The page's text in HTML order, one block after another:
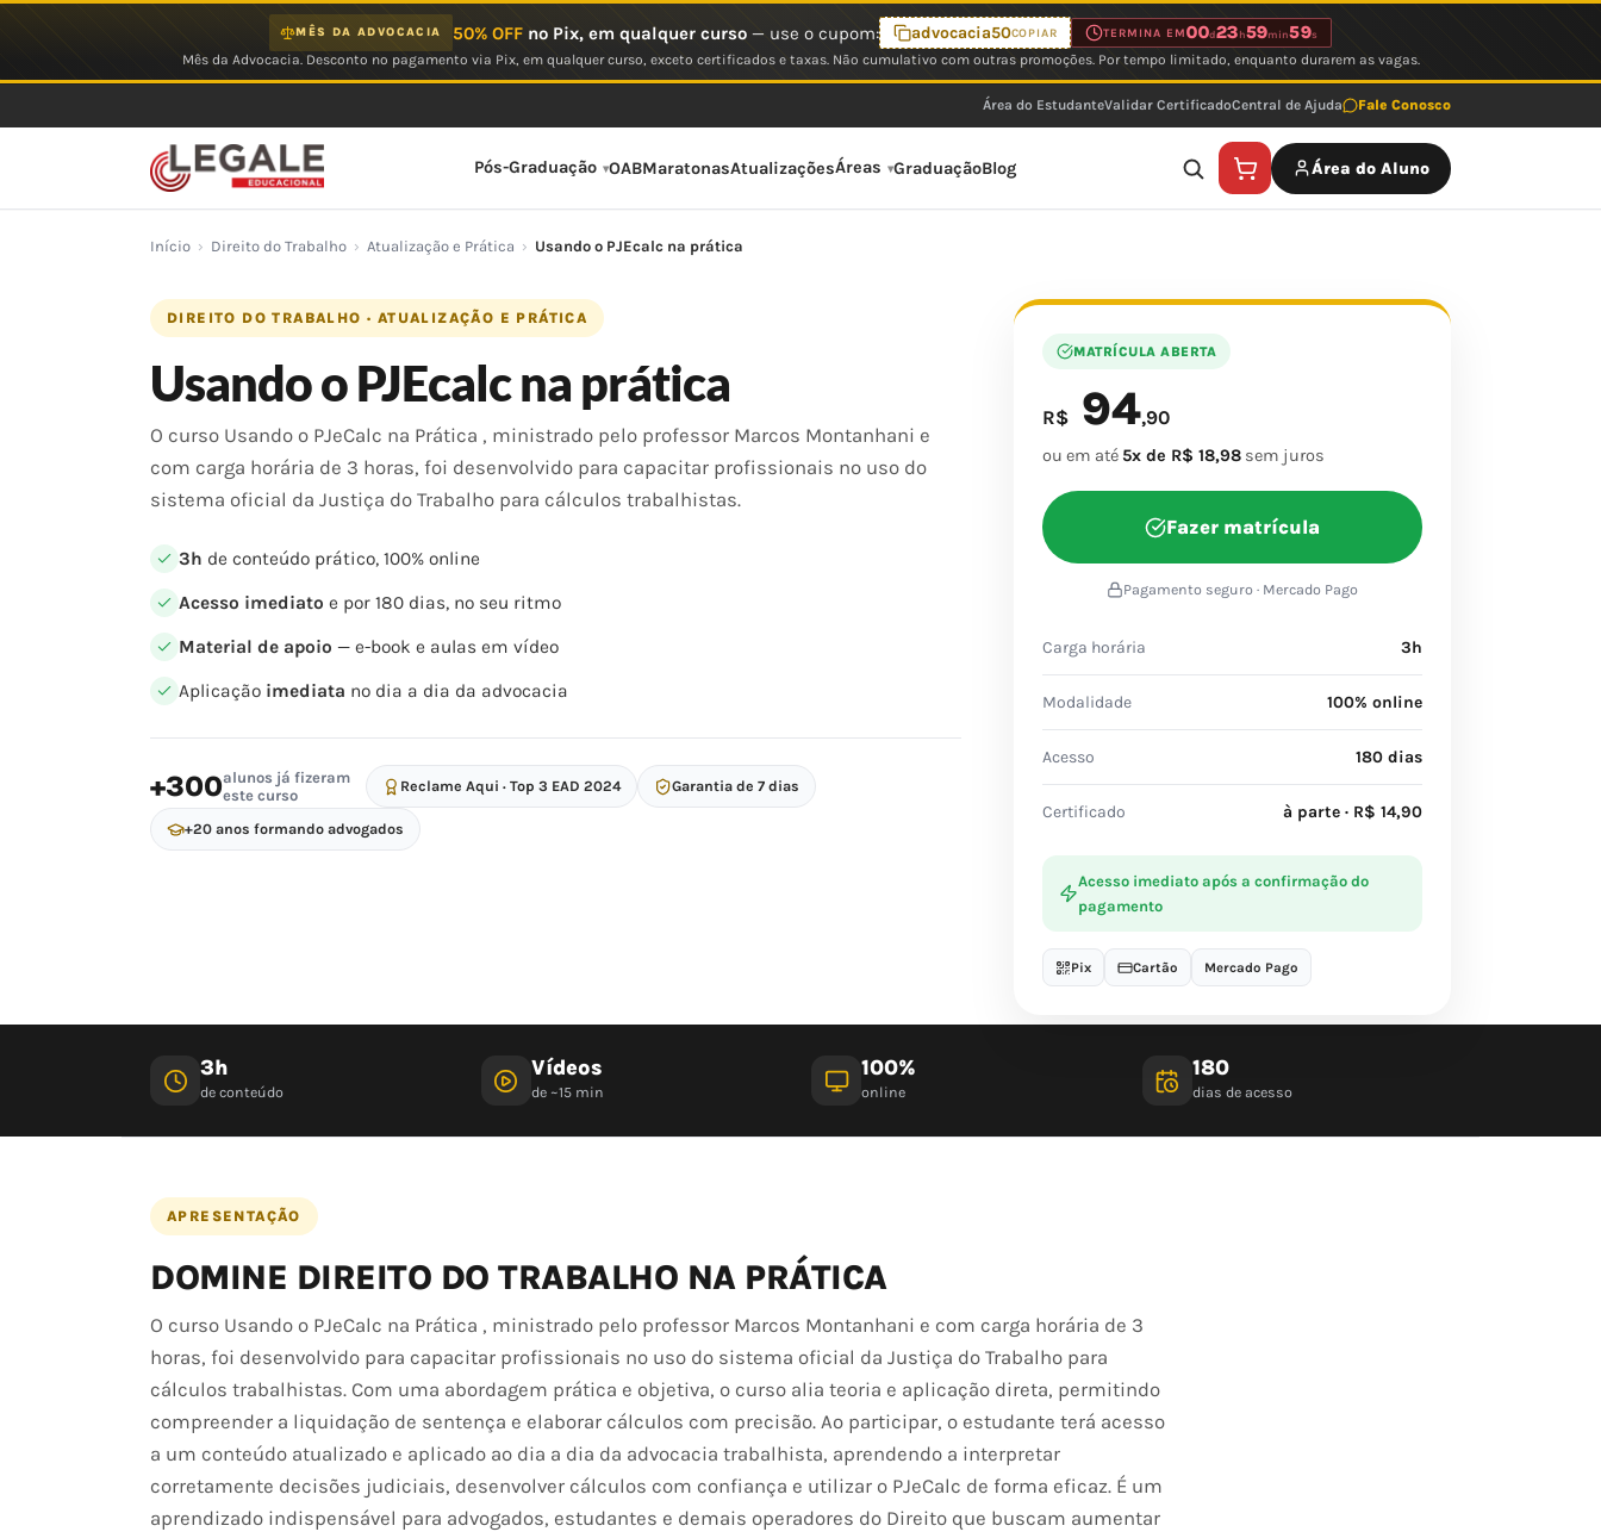
MÊS DA ADVOCACIA 50% OFFno Pix, em qualquer curso— use o cupom: advocacia50COPIAR TERMINA EM00d23 h59min59s
Mês da Advocacia. Desconto no pagamento via Pix, em qualquer curso, exceto certificados e taxas. Não cumulativo com outras promoções. Por tempo limitado, enquanto durarem as vagas.
Área do EstudanteValidar CertificadoCentral de Ajuda Fale Conosco
Pós-Graduação OABMaratonasAtualizaçõesÁreas GraduaçãoBlog Área do Aluno
Início › Direito do Trabalho › Atualização e Prática › Usando o PJEcalc na prática
DIREITO DO TRABALHO · ATUALIZAÇÃO E PRÁTICA
Usando o PJEcalc na prática
O curso Usando o PJeCalc na Prática , ministrado pelo professor Marcos Montanhani e
com carga horária de 3 horas, foi desenvolvido para capacitar profissionais no uso do
sistema oficial da Justiça do Trabalho para cálculos trabalhistas.
3h de conteúdo prático, 100% online
Acesso imediato e por 180 dias, no seu ritmo
Material de apoio — e-book e aulas em vídeo
Aplicação imediata no dia a dia da advocacia
+300alunos já fizeram
este curso
Reclame Aqui · Top 3 EAD 2024 Garantia de 7 dias
+20 anos formando advogados
MATRÍCULA ABERTA
R$ 94,90
ou em até 5x de R$ 18,98 sem juros
Fazer matrícula
Pagamento seguro · Mercado Pago
Carga horária 3h
Modalidade 100% online
Acesso 180 dias
Certificado à parte · R$ 14,90
Acesso imediato após a confirmação do
pagamento
Pix Cartão Mercado Pago
3h
de conteúdo
Vídeos
de ~15 min
100%
online
180
dias de acesso
APRESENTAÇÃO
DOMINE DIREITO DO TRABALHO NA PRÁTICA
O curso Usando o PJeCalc na Prática , ministrado pelo professor Marcos Montanhani e com carga horária de 3
horas, foi desenvolvido para capacitar profissionais no uso do sistema oficial da Justiça do Trabalho para
cálculos trabalhistas. Com uma abordagem prática e objetiva, o curso alia teoria e aplicação direta, permitindo
compreender a liquidação de sentença e elaborar cálculos com precisão. Ao participar, o estudante terá acesso
a um conteúdo atualizado e aplicado ao dia a dia da advocacia trabalhista, aprendendo a interpretar
corretamente decisões judiciais, desenvolver cálculos com confiança e utilizar o PJeCalc de forma eficaz. É um
aprendizado indispensável para advogados, estudantes e demais operadores do Direito que buscam aumentar